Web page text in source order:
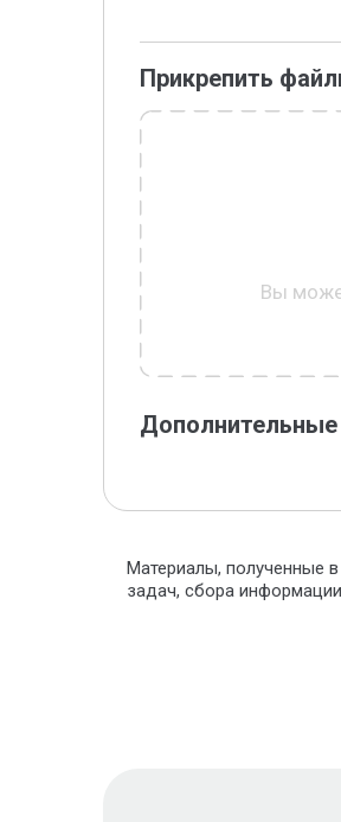
Прикрепить
Вы
Дополнительные
Материалы, полученные
задач, сбора